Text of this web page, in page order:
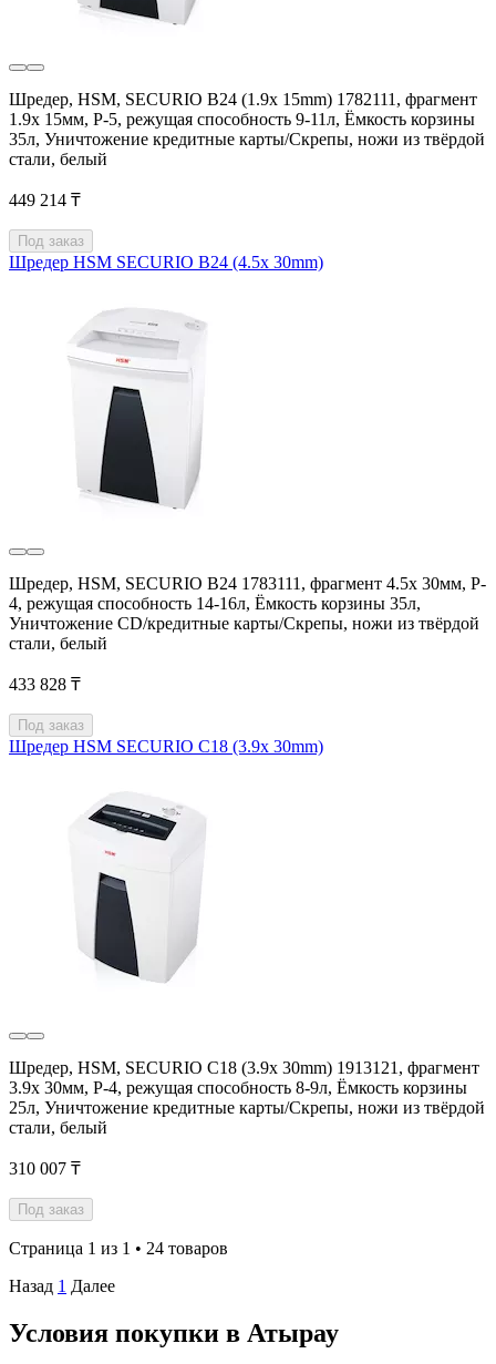
Шредер, HSM, SECURIO B24 (1.9x 15mm) 1782111, фрагмент
1.9x 15мм, P-5, режущая способность 9-11л, Ёмкость корзины
35л, Уничтожение кредитные карты/Скрепы, ножи из твёрдой
стали, белый
449 214 ₸
Под заказ
Шредер HSM SECURIO B24 (4.5x 30mm)
Шредер, HSM, SECURIO B24 1783111, фрагмент 4.5x 30мм, P-
4, режущая способность 14-16л, Ёмкость корзины 35л,
Уничтожение CD/кредитные карты/Скрепы, ножи из твёрдой
стали, белый
433 828 ₸
Под заказ
Шредер HSM SECURIO C18 (3.9x 30mm)
Шредер, HSM, SECURIO C18 (3.9x 30mm) 1913121, фрагмент
3.9x 30мм, P-4, режущая способность 8-9л, Ёмкость корзины
25л, Уничтожение кредитные карты/Скрепы, ножи из твёрдой
стали, белый
310 007 ₸
Под заказ
Страница 1 из 1 • 24 товаров
Назад 1 Далее
Условия покупки в Атырау